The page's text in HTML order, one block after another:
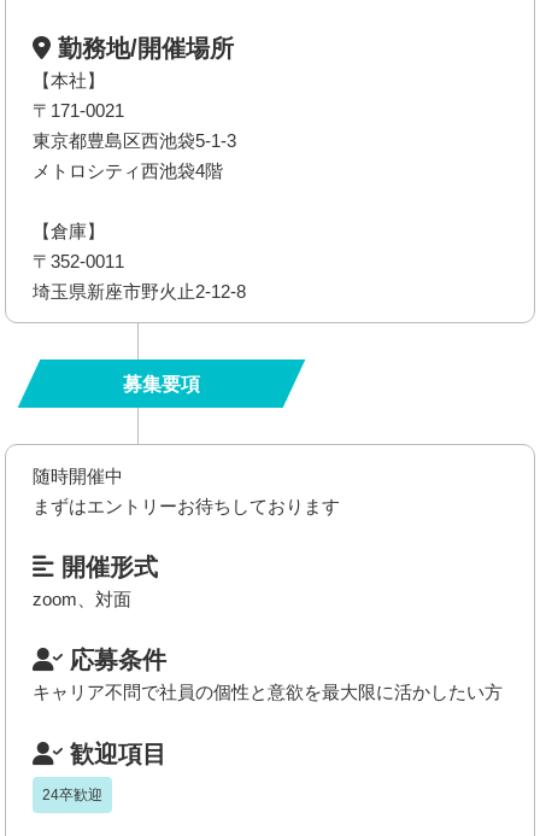
勤務地/開催場所
【本社】
〒171-0021
東京都豊島区西池袋5-1-3
メトロシティ西池袋4階
【倉庫】
〒352-0011
埼玉県新座市野火止2-12-8
募集要項
随時開催中
まずはエントリーお待ちしております
開催形式
zoom、対面
応募条件
キャリア不問で社員の個性と意欲を最大限に活かしたい方
歓迎項目
24卒歓迎